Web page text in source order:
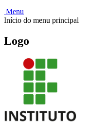
Menu
Início do menu principal
Logo